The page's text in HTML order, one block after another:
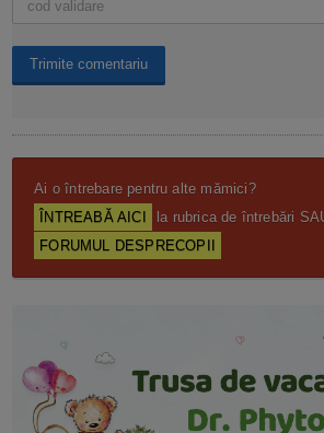
Ai o întrebare pentru alte mămici?
ÎNTREABĂ AICI
la rubrica de întrebări
FORUMUL DESPRECOPII